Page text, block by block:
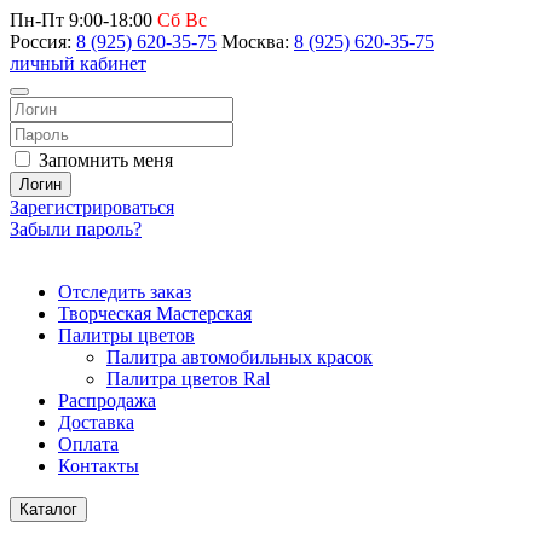
Пн-Пт 9:00-18:00 Сб Вс
Россия: 8 (925) 620-35-75 Москва: 8 (925) 620-35-75
личный кабинет
Запомнить меня
Логин
Зарегистрироваться
Забыли пароль?
Отследить заказ
Творческая Мастерская
Палитры цветов
Палитра автомобильных красок
Палитра цветов Ral
Распродажа
Доставка
Оплата
Контакты
Каталог